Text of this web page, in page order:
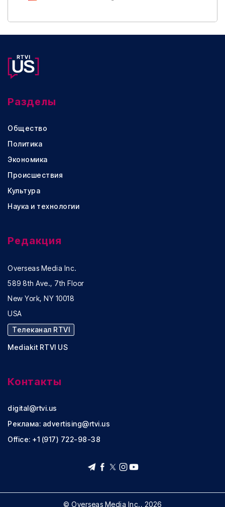
Разделы
Общество
Политика
Экономика
Происшествия
Культура
Наука и технологии
Редакция
Overseas Media Inc.
589 8th Ave., 7th Floor
New York, NY 10018
USA
Телеканал RTVI
Mediakit RTVI US
Контакты
digital@rtvi.us
Реклама: advertising@rtvi.us
Office: +1 (917) 722-98-38
© Overseas Media Inc., 2026